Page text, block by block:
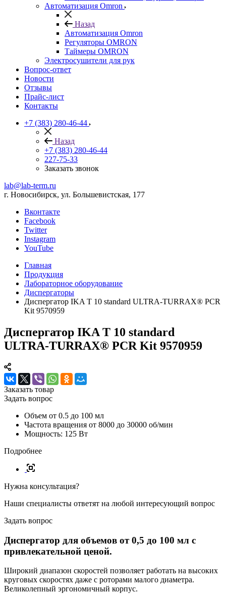
Автоматизация Omron
Назад
Автоматизация Omron
Регуляторы OMRON
Таймеры OMRON
Электросушители для рук
Вопрос-ответ
Новости
Отзывы
Прайс-лист
Контакты
+7 (383) 280-46-44
Назад
+7 (383) 280-46-44
227-75-33
Заказать звонок
lab@lab-term.ru
г. Новосибирск, ул. Большевистская, 177
Вконтакте
Facebook
Twitter
Instagram
YouTube
Главная
Продукция
Лабораторное оборудование
Диспергаторы
Диспергатор IKA T 10 standard ULTRA-TURRAX® PCR
Kit 9570959
Диспергатор IKA T 10 standard
ULTRA-TURRAX® PCR Kit 9570959
Заказать товар
Задать вопрос
Объем от 0.5 до 100 мл
Частота вращения от 8000 до 30000 об/мин
Мощность: 125 Вт
Подробнее
Нужна консультация?
Наши специалисты ответят на любой интересующий вопрос
Задать вопрос
Диспергатор для объемов от 0,5 до 100 мл с
привлекательной ценой.
Широкий диапазон скоростей позволяет работать на высоких
круговых скоростях даже с роторами малого диаметра.
Великолепный эргономичный корпус.